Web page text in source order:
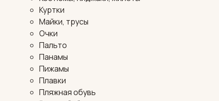
Куртки
Майки, трусы
Очки
Пальто
Панамы
Пижамы
Плавки
Пляжная обувь